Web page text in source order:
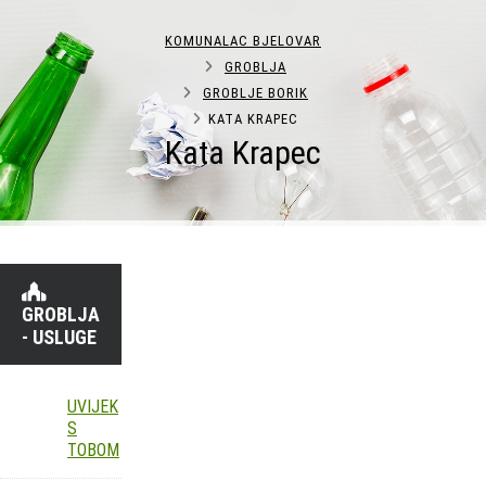
Kata Krapec
KOMUNALAC BJELOVAR
GROBLJA
GROBLJE BORIK
KATA KRAPEC
GROBLJA
- USLUGE
UVIJEK
S
TOBOM